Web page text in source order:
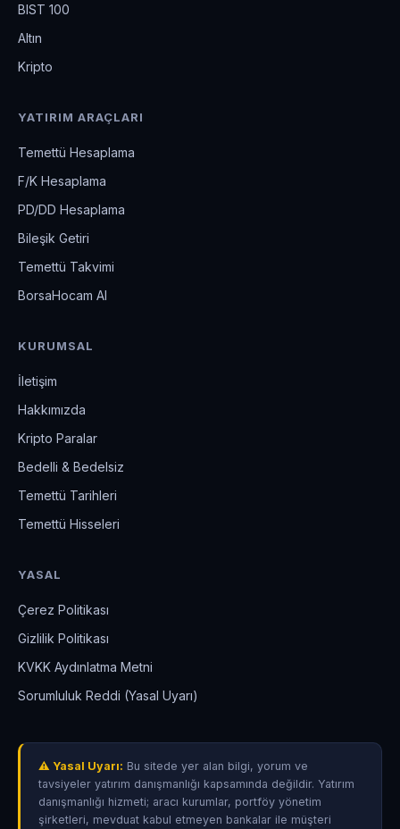
BIST 100
Altın
Kripto
YATIRIM ARAÇLARI
Temettü Hesaplama
F/K Hesaplama
PD/DD Hesaplama
Bileşik Getiri
Temettü Takvimi
BorsaHocam AI
KURUMSAL
İletişim
Hakkımızda
Kripto Paralar
Bedelli & Bedelsiz
Temettü Tarihleri
Temettü Hisseleri
YASAL
Çerez Politikası
Gizlilik Politikası
KVKK Aydınlatma Metni
Sorumluluk Reddi (Yasal Uyarı)
⚠ Yasal Uyarı: Bu sitede yer alan bilgi, yorum ve
tavsiyeler yatırım danışmanlığı kapsamında değildir. Yatırım
danışmanlığı hizmeti; aracı kurumlar, portföy yönetim
şirketleri, mevduat kabul etmeyen bankalar ile müşteri